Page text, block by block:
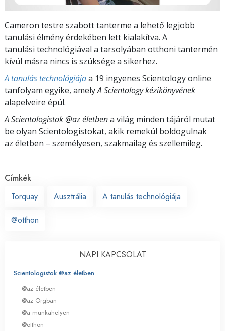
Cameron testre szabott tanterme a lehető legjobb
tanulási élmény érdekében lett kialakítva. A
tanulási technológiával a tarsolyában otthoni tantermén
kívül másra nincs is szüksége a sikerhez.
A tanulás technológiájaa 19 ingyenes Scientology online
tanfolyam egyike, amelyA Scientology kézikönyvének
alapelveire épül.
A Scientologistok @az életbena világ minden tájáról mutat
be olyan Scientologistokat, akik remekül boldogulnak
az életben – személyesen, szakmailag és szellemileg.
Címkék
Torquay
Ausztrália A tanulás technológiája
@otthon
NAPI KAPCSOLAT
Scientologistok @az életben
@az életben
@az Orgban
@a munkahelyen
@otthon